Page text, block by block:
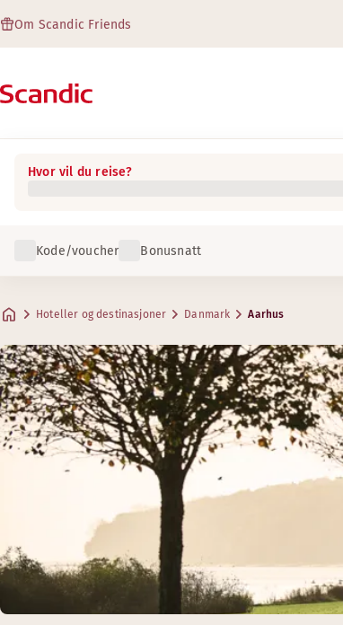
Om Scandic Friends
Hvor vil du reise?
Kode/voucher Bonusnatt
Hoteller og destinasjoner Danmark Aarhus